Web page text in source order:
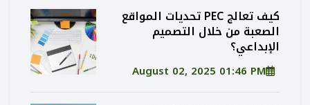
كيف تعالج PEC تحديات المواقع
الصعبة من خلال التصميم
الإبداعي؟
August 02, 2025 01:46 PM